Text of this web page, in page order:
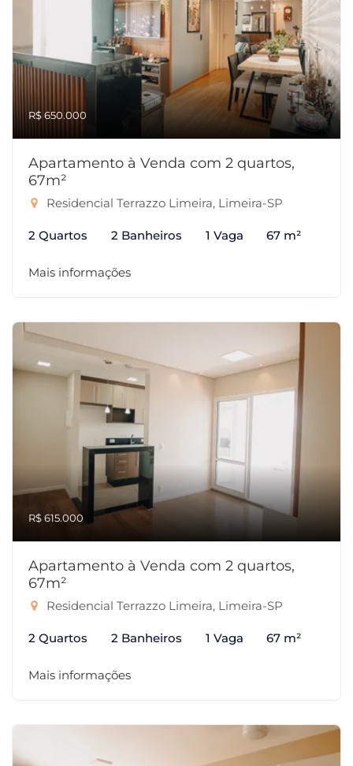
R$ 650.000
Apartamento à Venda com 2 quartos,
67m²
Residencial Terrazzo Limeira, Limeira-SP
2 Quartos 2 Banheiros 1 Vaga 67 m²
Mais informações
R$ 615.000
Apartamento à Venda com 2 quartos,
67m²
Residencial Terrazzo Limeira, Limeira-SP
2 Quartos 2 Banheiros 1 Vaga 67 m²
Mais informações